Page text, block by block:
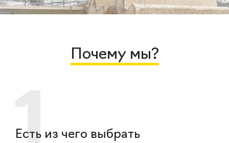
Почему мы?
Есть из чего выбрать